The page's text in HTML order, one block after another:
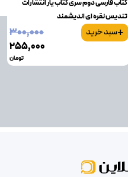
کتاب فارسی دوم سری کتاب یار انتشارات
تندیس نقره ای اندیشمند
+سبد خرید
۳۰۰٬۰۰۰
۲۵۵٬۰۰۰
تومان